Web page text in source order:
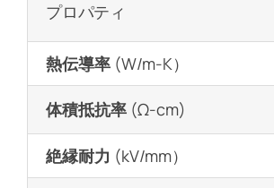
プロパティ
熱伝導率 (W/m-K）
体積抵抗率 (Ω-cm)
絶縁耐力 (kV/mm）